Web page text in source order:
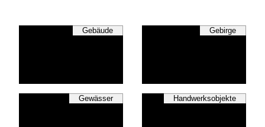
Gebäude Gebirge
Gewässer Handwerksobjekte